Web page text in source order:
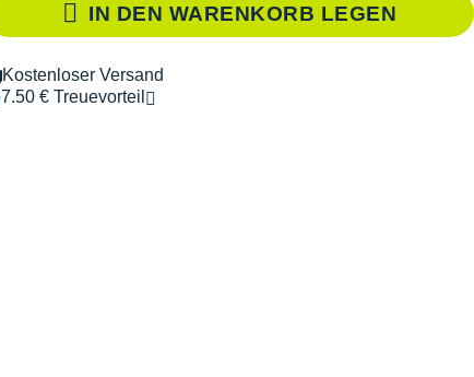
IN DEN WARENKORB LEGEN
Kostenloser Versand
7.50 € Treuevorteil